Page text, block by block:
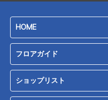
HOME
フロアガイド
ショップリスト